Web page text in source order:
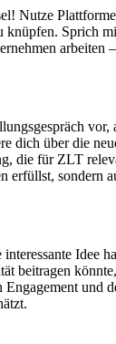
Nutze
knüpfen. Sprich
arbeiten
vor,
dich über die
die für ZLT
erfüllst, sondern
Idee
beitragen
Engagement und